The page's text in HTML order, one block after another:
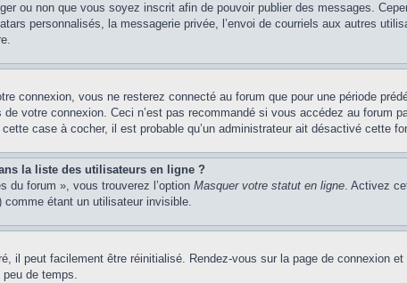
ou non que vous soyez inscrit afin de pouvoir publier des messages.
personnalisés, la messagerie privée, l’envoi de courriels aux autres
connexion, vous ne resterez connecté au forum que pour une période
votre connexion. Ceci n’est pas recommandé si vous accédez au forum
case à cocher, il est probable qu’un administrateur ait désactivé cette
la liste des utilisateurs en ligne ?
du forum », vous trouverez l’option Masquer votre statut en ligne. Activez
étant un utilisateur invisible.
il peut facilement être réinitialisé. Rendez-vous sur la page de connexion
de temps.